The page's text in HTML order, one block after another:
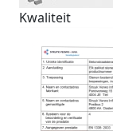
Kwaliteit